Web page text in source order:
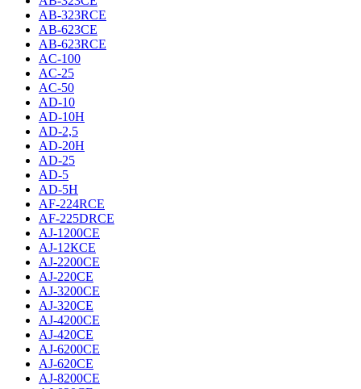
AB-323RCE
AB-623CE
AB-623RCE
AC-100
AC-25
AC-50
AD-10
AD-10H
AD-2,5
AD-20H
AD-25
AD-5
AD-5H
AF-224RCE
AF-225DRCE
AJ-1200CE
AJ-12КCE
AJ-2200CE
AJ-220CE
AJ-3200CE
AJ-320CE
AJ-4200CE
AJ-420CE
AJ-6200CE
AJ-620CE
AJ-8200CE